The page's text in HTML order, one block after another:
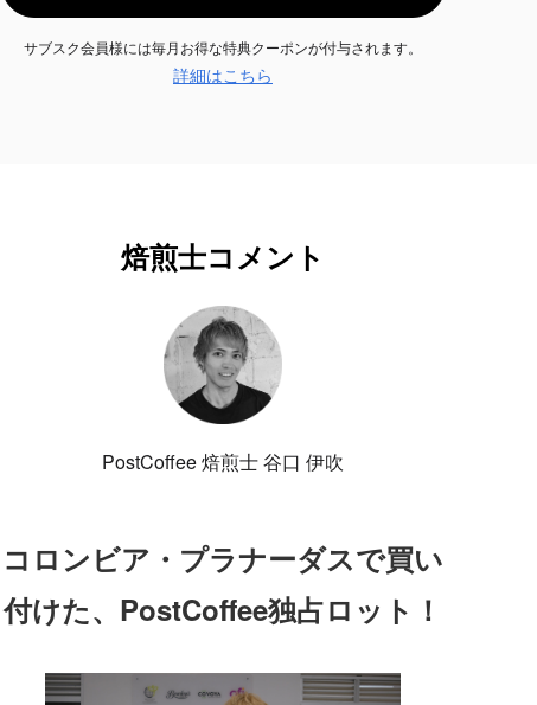
サブスク会員様には毎月お得な特典クーポンが付与されます。
詳細はこちら
焙煎士コメント
PostCoffee 焙煎士 谷口 伊吹
コロンビア・プラナーダスで買い
付けた、PostCoffee独占ロット！